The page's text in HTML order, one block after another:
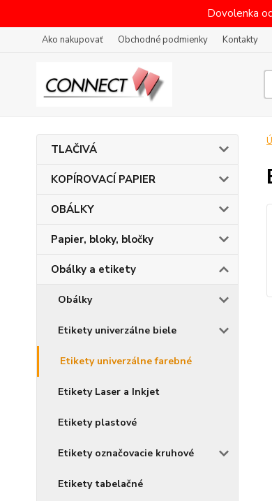
Dovolenka
Ako nakupovať Obchodné podmienky Kontakty
TLAČIVÁ
KOPÍROVACÍ PAPIER
OBÁLKY
Papier, bloky, bločky
Obálky a etikety
Obálky
Etikety univerzálne biele
Etikety univerzálne farebné
Etikety Laser a Inkjet
Etikety plastové
Etikety označovacie kruhové
Etikety tabelačné